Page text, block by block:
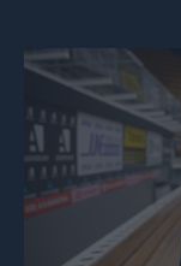
Malva Lindgren